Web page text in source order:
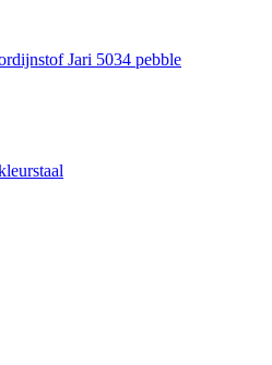
Jari 5034 pebble